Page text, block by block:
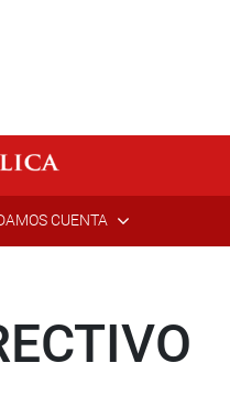
CUENTA